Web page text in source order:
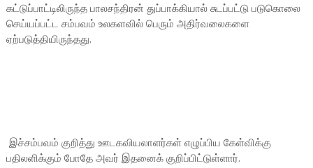
கட்டுப்பாட்டிலிருந்த பாலசந்திரன் துப்பாக்கியால் சுடப்பட்டு படுகொலை
செய்யப்பட்ட சம்பவம் உலகளவில் பெரும் அதிர்வலைகளை
ஏற்படுத்தியிருந்தது.
இச்சம்பவம் குறித்து ஊடகவியலாளர்கள் எழுப்பிய கேள்விக்கு
பதிலளிக்கும் போதே அவர் இதனைக் குறிப்பிட்டுள்ளார்.